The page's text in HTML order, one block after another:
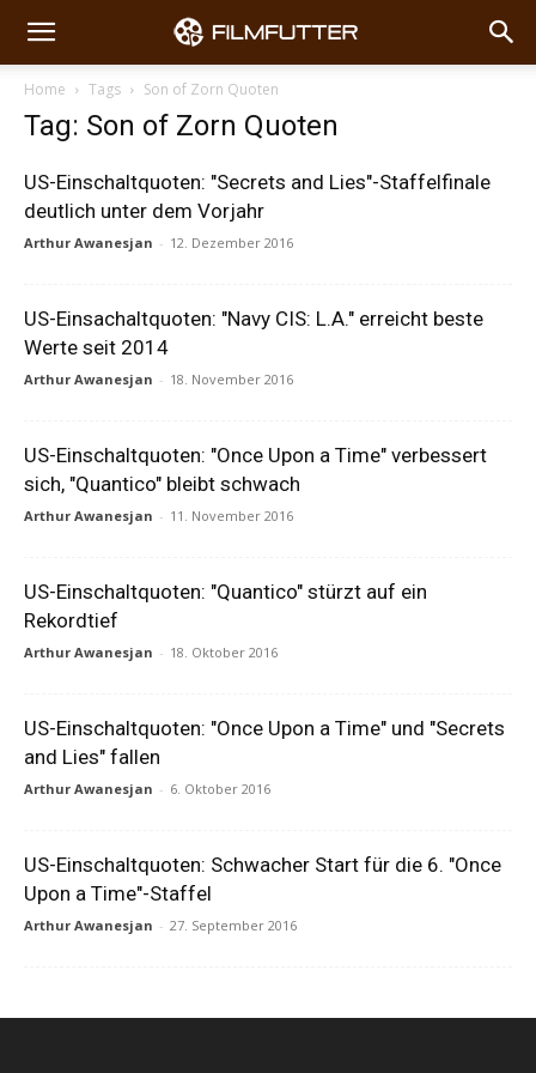
Home Tags Son of Zorn Quoten
Tag: Son of Zorn Quoten
US-Einschaltquoten: "Secrets and Lies"-Staffelfinale
deutlich unter dem Vorjahr
Arthur Awanesjan - 12. Dezember 2016
US-Einsachaltquoten: "Navy CIS: L.A." erreicht beste
Werte seit 2014
Arthur Awanesjan - 18. November 2016
US-Einschaltquoten: "Once Upon a Time" verbessert
sich, "Quantico" bleibt schwach
Arthur Awanesjan - 11. November 2016
US-Einschaltquoten: "Quantico" stürzt auf ein
Rekordtief
Arthur Awanesjan - 18. Oktober 2016
US-Einschaltquoten: "Once Upon a Time" und "Secrets
and Lies" fallen
Arthur Awanesjan - 6. Oktober 2016
US-Einschaltquoten: Schwacher Start für die 6. "Once
Upon a Time"-Staffel
Arthur Awanesjan - 27. September 2016